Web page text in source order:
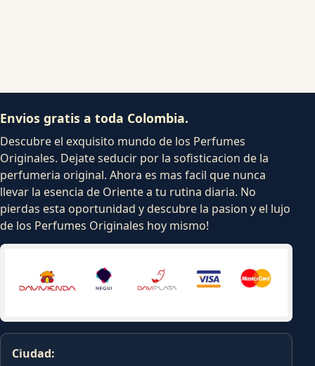
Envios gratis a toda Colombia.
Descubre el exquisito mundo de los Perfumes
Originales. Dejate seducir por la sofisticacion de la
perfumeria original. Ahora es mas facil que nunca
llevar la esencia de Oriente a tu rutina diaria. No
pierdas esta oportunidad y descubre la pasion y el lujo
de los Perfumes Originales hoy mismo!
Ciudad: